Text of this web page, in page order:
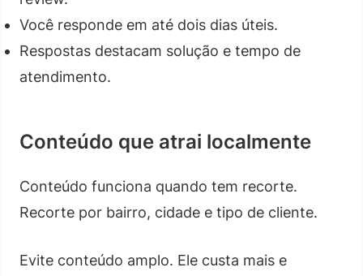
Você responde em até dois dias úteis.
Respostas destacam solução e tempo de
atendimento.
Conteúdo que atrai localmente
Conteúdo funciona quando tem recorte.
Recorte por bairro, cidade e tipo de cliente.
Evite conteúdo amplo. Ele custa mais e